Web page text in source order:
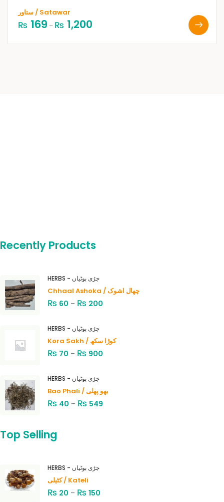
ستاور / Satawar
₨ 169 – ₨ 1,200
Recently Products
HERBS - جڑی بوٹیاں
Chhaal Ashoka / چھال اشوک
₨ 60 – ₨ 200
HERBS - جڑی بوٹیاں
Kora Sakh / کوڑا سکھ
₨ 70 – ₨ 900
HERBS - جڑی بوٹیاں
Bao Phali / بھو پھلی
₨ 40 – ₨ 549
Top Selling
HERBS - جڑی بوٹیاں
کٹیلی / Kateli
₨ 20 – ₨ 150